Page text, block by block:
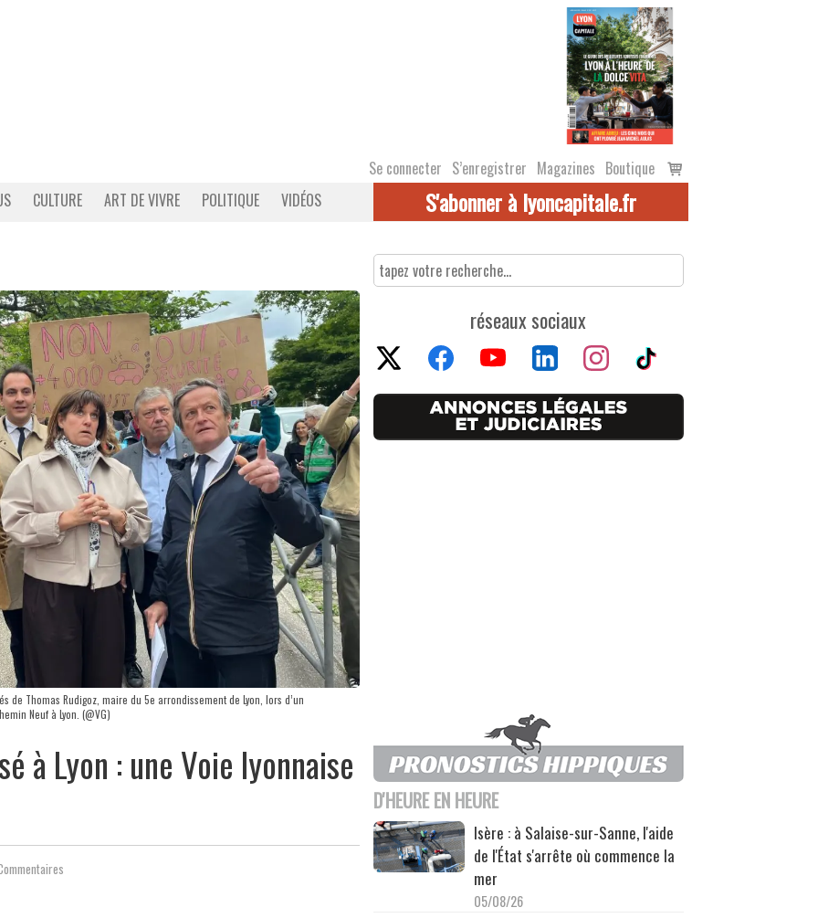
Se connecter S’enregistrer Magazines Boutique
Voir
le
CULTURE ART DE VIVRE POLITIQUE VIDÉOS S'abonner à lyoncapitale.fr
de Thomas Rudigoz, maire du 5e arrondissement de Lyon, lors d’un
Neuf à Lyon. (@VG)
à Lyon : une Voie lyonnaise
réseaux sociaux
D'HEURE EN HEURE
Isère : à Salaise-sur-Sanne, l'aide
de l'État s'arrête où commence la
mer
05/08/26